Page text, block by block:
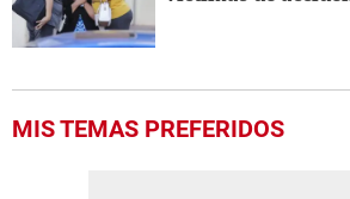
MIS TEMAS PREFERIDOS